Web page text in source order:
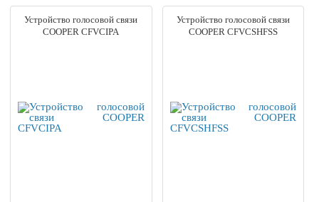
Устройство голосовой связи
COOPER CFVCIPA
Устройство голосовой связи
COOPER CFVCSHFSS